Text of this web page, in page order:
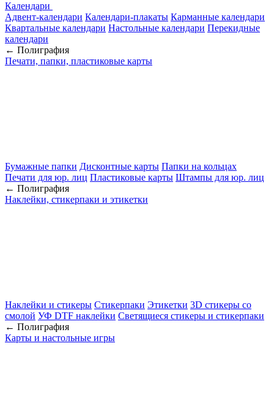
Календари
Адвент-календари Календари-плакаты Карманные календари
Квартальные календари Настольные календари Перекидные
календари
← Полиграфия
Печати, папки, пластиковые карты
Бумажные папки Дисконтные карты Папки на кольцах
Печати для юр. лиц Пластиковые карты Штампы для юр. лиц
← Полиграфия
Наклейки, стикерпаки и этикетки
Наклейки и стикеры Стикерпаки Этикетки 3D стикеры со
смолой УФ DTF наклейки Светящиеся стикеры и стикерпаки
← Полиграфия
Карты и настольные игры